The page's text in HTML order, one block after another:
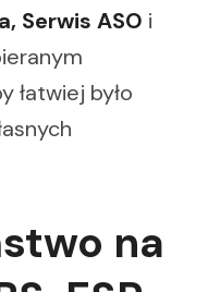
Serwis ASO i
łatwiej było
na